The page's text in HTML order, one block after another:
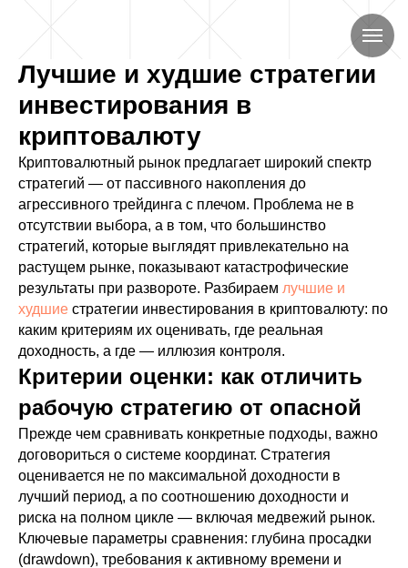
Лучшие и худшие стратегии
инвестирования в
криптовалюту
Криптовалютный рынок предлагает широкий спектр
стратегий — от пассивного накопления до
агрессивного трейдинга с плечом. Проблема не в
отсутствии выбора, а в том, что большинство
стратегий, которые выглядят привлекательно на
растущем рынке, показывают катастрофические
результаты при развороте. Разбираем лучшие и
худшие стратегии инвестирования в криптовалюту: по
каким критериям их оценивать, где реальная
доходность, а где — иллюзия контроля.
Критерии оценки: как отличить
рабочую стратегию от опасной
Прежде чем сравнивать конкретные подходы, важно
договориться о системе координат. Стратегия
оценивается не по максимальной доходности в
лучший период, а по соотношению доходности и
риска на полном цикле — включая медвежий рынок.
Ключевые параметры сравнения: глубина просадки
(drawdown), требования к активному времени и